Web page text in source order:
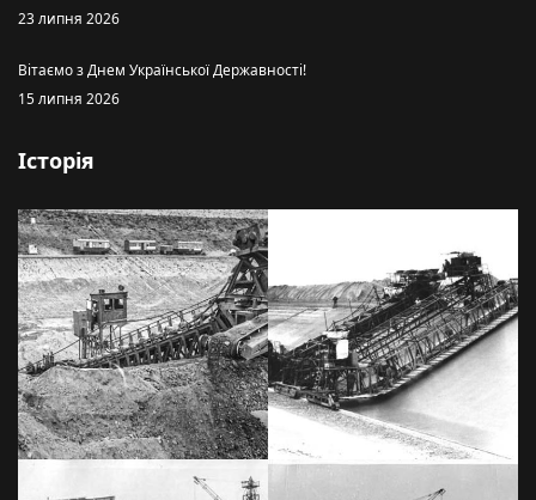
23 липня 2026
Вітаємо з Днем Української Державності!
15 липня 2026
Історія